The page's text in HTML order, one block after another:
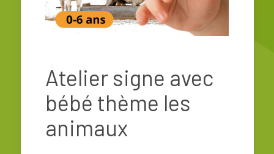
Atelier signe avec
bébé thème les
animaux